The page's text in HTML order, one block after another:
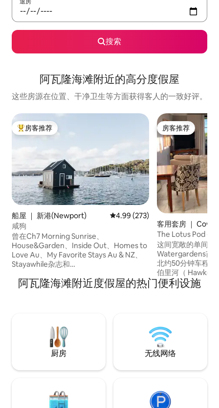
搜索
阿瓦隆海滩附近的高分度假屋
这些房源在位置、干净卫生等方面获得客人的一致好评。
热门「房客推荐」
房客推荐
船屋 ｜ 新港(Newport) 平均评分 4.99 分（满分 5 分），
4.99 (273)
咸狗
曾在Ch7 Morning Sunrise、
House&Garden、Inside Out、Homes to
Love Au、My Favorite Stays Au & NZ、
Stayawhile杂志和
咸的空气，拍打的水声，闪闪发光的太
阳，周围的涟漪……一种宁静的感觉，仿佛
喧嚣，重新与大自然建立联系。
房客推荐
房客推荐
客用套房 ｜
The Lotus Pod -
这间宽敞的单间
Watergardens苗
北约50分钟车程。 Lotus Pod位于霍克斯
伯里河（
域（ Berowra
村度假或浪漫的度假体验。
渡轮，北部大步行
阿瓦隆海滩附近度假屋的热门便利设施
厨房 无线网络